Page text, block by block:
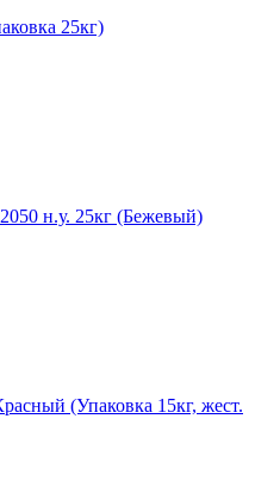
25кг)
н.у. 25кг (Бежевый)
(Упаковка 15кг, жест.